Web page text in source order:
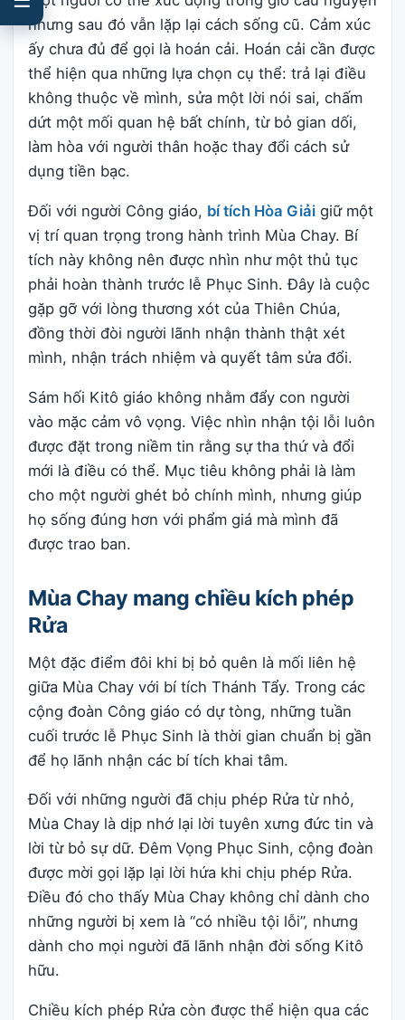
nhưng sau đó vẫn lặp lại cách sống cũ. Cảm xúc
ấy chưa đủ để gọi là hoán cải. Hoán cải cần được
thể hiện qua những lựa chọn cụ thể: trả lại điều
không thuộc về mình, sửa một lời nói sai, chấm
dứt một mối quan hệ bất chính, từ bỏ gian dối,
làm hòa với người thân hoặc thay đổi cách sử
dụng tiền bạc.
Đối với người Công giáo, bí tích Hòa Giải giữ một
vị trí quan trọng trong hành trình Mùa Chay. Bí
tích này không nên được nhìn như một thủ tục
phải hoàn thành trước lễ Phục Sinh. Đây là cuộc
gặp gỡ với lòng thương xót của Thiên Chúa,
đồng thời đòi người lãnh nhận thành thật xét
mình, nhận trách nhiệm và quyết tâm sửa đổi.
Sám hối Kitô giáo không nhằm đẩy con người
vào mặc cảm vô vọng. Việc nhìn nhận tội lỗi luôn
được đặt trong niềm tin rằng sự tha thứ và đổi
mới là điều có thể. Mục tiêu không phải là làm
cho một người ghét bỏ chính mình, nhưng giúp
họ sống đúng hơn với phẩm giá mà mình đã
được trao ban.
Mùa Chay mang chiều kích phép
Rửa
Một đặc điểm đôi khi bị bỏ quên là mối liên hệ
giữa Mùa Chay với bí tích Thánh Tẩy. Trong các
cộng đoàn Công giáo có dự tòng, những tuần
cuối trước lễ Phục Sinh là thời gian chuẩn bị gần
để họ lãnh nhận các bí tích khai tâm.
Đối với những người đã chịu phép Rửa từ nhỏ,
Mùa Chay là dịp nhớ lại lời tuyên xưng đức tin và
lời từ bỏ sự dữ. Đêm Vọng Phục Sinh, cộng đoàn
được mời gọi lặp lại lời hứa khi chịu phép Rửa.
Điều đó cho thấy Mùa Chay không chỉ dành cho
những người bị xem là “có nhiều tội lỗi”, nhưng
dành cho mọi người đã lãnh nhận đời sống Kitô
hữu.
Chiều kích phép Rửa còn được thể hiện qua các